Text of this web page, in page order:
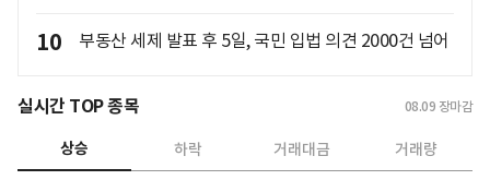
10 부동산 세제 발표 후 5일, 국민 입법 의견 2000건 넘어
실시간 TOP 종목 08.09 장마감
상승 하락 거래대금 거래량